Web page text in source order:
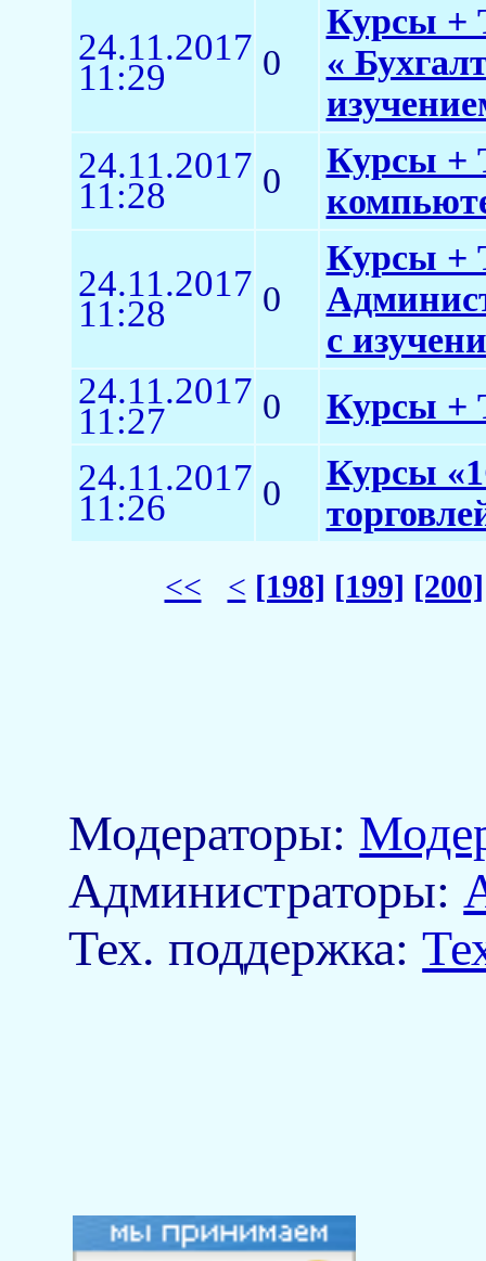
24.11.2017
11:29 0
Курсы +
«
24.11.2017
11:28 0
Курсы +
24.11.2017
11:28 0
Курсы +
с
24.11.2017
11:27 0 Курсы +
24.11.2017
11:26 0
Курсы
<< < [198] [199] [200]
Модераторы:
Aдминистраторы:
Тех. поддержка: